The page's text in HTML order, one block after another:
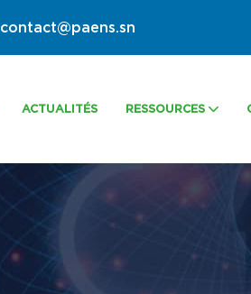
contact@paens.sn
ACTUALITÉS RESSOURCES